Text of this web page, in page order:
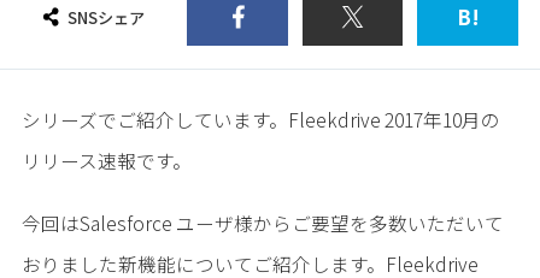
SNSシェア B!
シリーズでご紹介しています。Fleekdrive 2017年10月の
リリース速報です。
今回はSalesforce ユーザ様からご要望を多数いただいて
おりました新機能についてご紹介します。Fleekdrive